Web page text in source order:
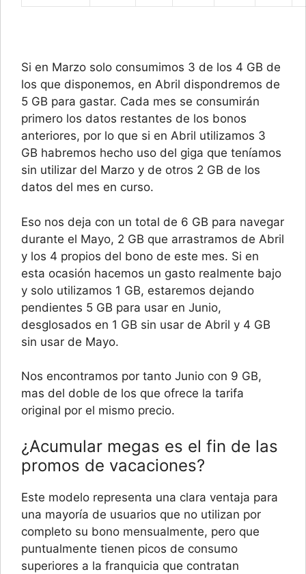
Si en Marzo solo consumimos 3 de los 4 GB de
los que disponemos, en Abril dispondremos de
5 GB para gastar. Cada mes se consumirán
primero los datos restantes de los bonos
anteriores, por lo que si en Abril utilizamos 3
GB habremos hecho uso del giga que teníamos
sin utilizar del Marzo y de otros 2 GB de los
datos del mes en curso.
Eso nos deja con un total de 6 GB para navegar
durante el Mayo, 2 GB que arrastramos de Abril
y los 4 propios del bono de este mes. Si en
esta ocasión hacemos un gasto realmente bajo
y solo utilizamos 1 GB, estaremos dejando
pendientes 5 GB para usar en Junio,
desglosados en 1 GB sin usar de Abril y 4 GB
sin usar de Mayo.
Nos encontramos por tanto Junio con 9 GB,
mas del doble de los que ofrece la tarifa
original por el mismo precio.
¿Acumular megas es el fin de las
promos de vacaciones?
Este modelo representa una clara ventaja para
una mayoría de usuarios que no utilizan por
completo su bono mensualmente, pero que
puntualmente tienen picos de consumo
superiores a la franquicia que contratan